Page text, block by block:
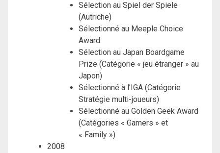
Sélection au Spiel der Spiele
(Autriche)
Sélectionné au Meeple Choice
Award
Sélection au Japan Boardgame
Prize (Catégorie « jeu étranger » au
Japon)
Sélectionné à l’IGA (Catégorie
Stratégie multi-joueurs)
Sélectionné au Golden Geek Award
(Catégories « Gamers » et
« Family »)
2008